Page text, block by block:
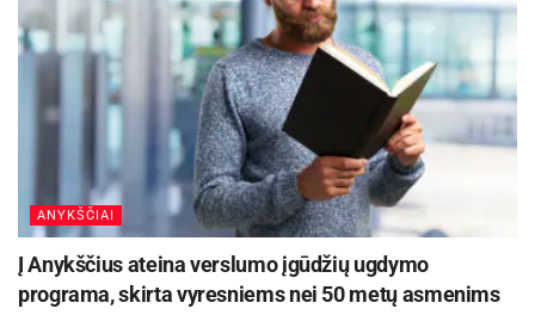
ANYKŠČIAI
Į Anykščius ateina verslumo įgūdžių ugdymo
programa, skirta vyresniems nei 50 metų asmenims